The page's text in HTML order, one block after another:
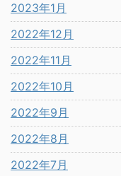
2023年1月
2022年12月
2022年11月
2022年10月
2022年9月
2022年8月
2022年7月